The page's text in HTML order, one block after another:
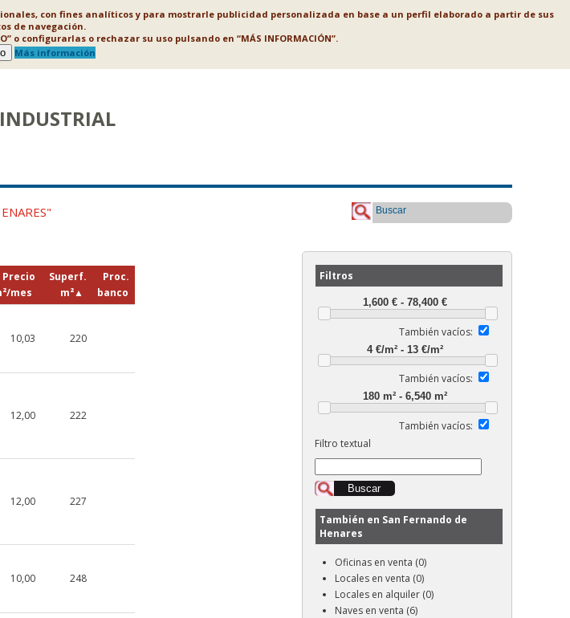
con fines analíticos y para mostrarle publicidad personalizada en base a un perfil elaborado a partir de sus
de navegación.
o configurarlas o rechazar su uso pulsando en “MÁS INFORMACIÓN”.
Más información
Buscar
Precio
mes
Superf.
m²▲
Proc.
banco
10,03 220
12,00 222
12,00 227
10,00 248
Filtros
También vacíos:
También vacíos:
También vacíos:
Filtro textual
También en San Fernando de
Henares
Oficinas en venta (0)
Locales en venta (0)
Locales en alquiler (0)
Naves en venta (6)